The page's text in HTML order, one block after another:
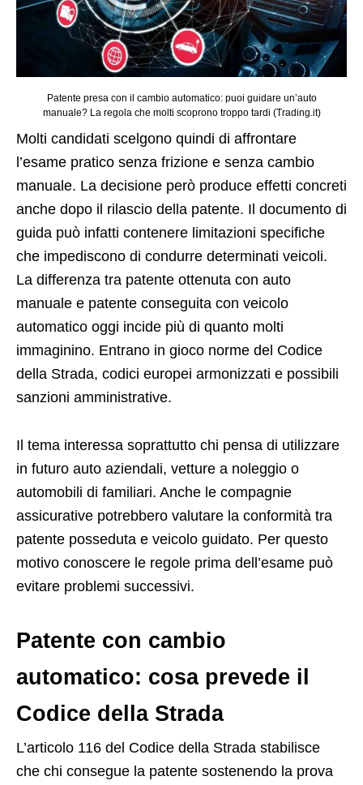
Patente presa con il cambio automatico: puoi guidare un’auto
manuale? La regola che molti scoprono troppo tardi (Trading.it)
Molti candidati scelgono quindi di affrontare
l’esame pratico senza frizione e senza cambio
manuale. La decisione però produce effetti concreti
anche dopo il rilascio della patente. Il documento di
guida può infatti contenere limitazioni specifiche
che impediscono di condurre determinati veicoli.
La differenza tra patente ottenuta con auto
manuale e patente conseguita con veicolo
automatico oggi incide più di quanto molti
immaginino. Entrano in gioco norme del Codice
della Strada, codici europei armonizzati e possibili
sanzioni amministrative.
Il tema interessa soprattutto chi pensa di utilizzare
in futuro auto aziendali, vetture a noleggio o
automobili di familiari. Anche le compagnie
assicurative potrebbero valutare la conformità tra
patente posseduta e veicolo guidato. Per questo
motivo conoscere le regole prima dell’esame può
evitare problemi successivi.
Patente con cambio
automatico: cosa prevede il
Codice della Strada
L’articolo 116 del Codice della Strada stabilisce
che chi consegue la patente sostenendo la prova